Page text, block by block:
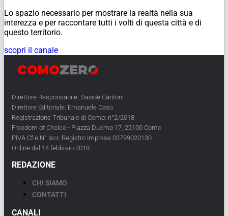
Lo spazio necessario per mostrare la realtà nella sua
interezza e per raccontare tutti i volti di questa città e di
questo territorio.
scopri il canale
Direttore Responsabile: Davide Cantoni
Direttore Editoriale: Emanuele Caso
Registrazione Tribunale di Como: n°2/2018
Freedom of Choice - Piazza Duomo 17, 22100 Como
PIVA Cf e N° Iscr. Registro Imprese 03799020130
Online dal 14 febbraio 2018
REDAZIONE
CHI SIAMO
CONTATTI
CANALI